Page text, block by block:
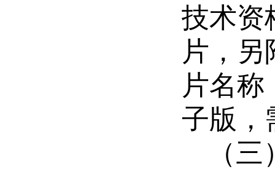
技术资
片，
片名称
子版，
（